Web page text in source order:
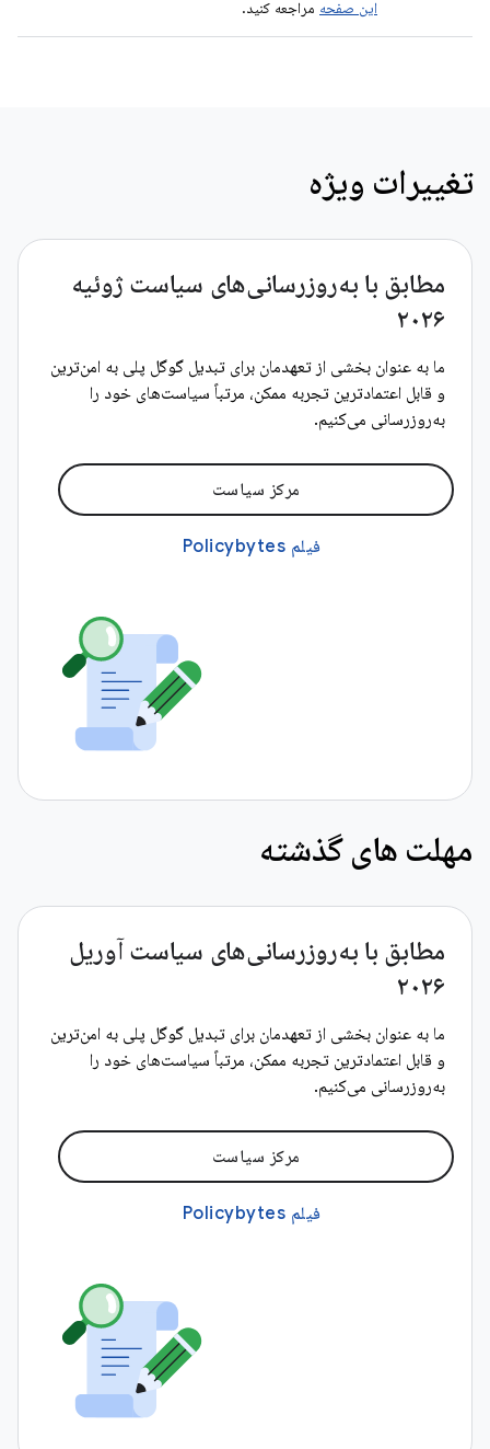
این صفحه مراجعه کنید.
تغییرات ویژه
مطابق با به‌روزرسانی‌های سیاست ژوئیه
۲۰۲۶
ما به عنوان بخشی از تعهدمان برای تبدیل گوگل پلی به امن‌ترین
و قابل اعتمادترین تجربه ممکن، مرتباً سیاست‌های خود را
به‌روزرسانی می‌کنیم.
مرکز سیاست
فیلم Policybytes
مهلت های گذشته
مطابق با به‌روزرسانی‌های سیاست آوریل
۲۰۲۶
ما به عنوان بخشی از تعهدمان برای تبدیل گوگل پلی به امن‌ترین
و قابل اعتمادترین تجربه ممکن، مرتباً سیاست‌های خود را
به‌روزرسانی می‌کنیم.
مرکز سیاست
فیلم Policybytes